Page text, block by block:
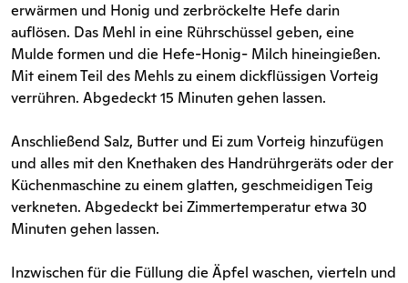
erwärmen und Honig und zerbröckelte Hefe darin
auflösen. Das Mehl in eine Rührschüssel geben, eine
Mulde formen und die Hefe-Honig- Milch hineingießen.
Mit einem Teil des Mehls zu einem dickflüssigen Vorteig
verrühren. Abgedeckt 15 Minuten gehen lassen.
Anschließend Salz, Butter und Ei zum Vorteig hinzufügen
und alles mit den Knethaken des Handrührgeräts oder der
Küchenmaschine zu einem glatten, geschmeidigen Teig
verkneten. Abgedeckt bei Zimmertemperatur etwa 30
Minuten gehen lassen.
Inzwischen für die Füllung die Äpfel waschen, vierteln und